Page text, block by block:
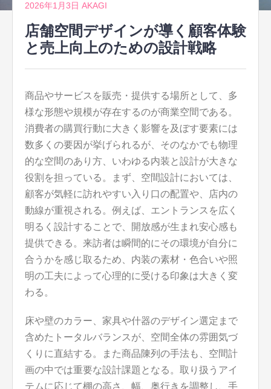
2026年1月3日 AKAGI
店舗空間デザインが導く顧客体験
と売上向上のための設計戦略
商品やサービスを販売・提供する場所として、多
様な形態や規模が存在するのが商業空間である。
消費者の購買行動に大きく影響を及ぼす要素には
数多くの要因が挙げられるが、そのなかでも物理
的な空間のあり方、いわゆる内装と設計が大きな
役割を担っている。まず、空間設計においては、
顧客が気軽に訪れやすい入り口の配置や、店内の
動線が重視される。例えば、エントランスを広く
明るく設計することで、開放感が生まれ安心感も
提供できる。来訪者は瞬間的にその環境が自分に
合うかを感じ取るため、内装の素材・色合いや照
明の工夫によって心理的に受ける印象は大きく変
わる。
床や壁のカラー、家具や什器のデザイン選定まで
含めたトータルバランスが、空間全体の雰囲気づ
くりに直結する。また商品陳列の手法も、空間計
画の中では重要な設計課題となる。取り扱うアイ
テムに応じて棚の高さ、幅、奥行きを調整し、手